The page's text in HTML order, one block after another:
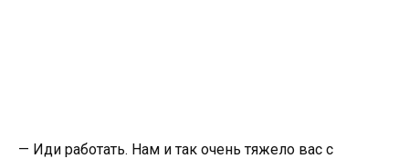
— Иди работать. Нам и так очень тяжело вас с